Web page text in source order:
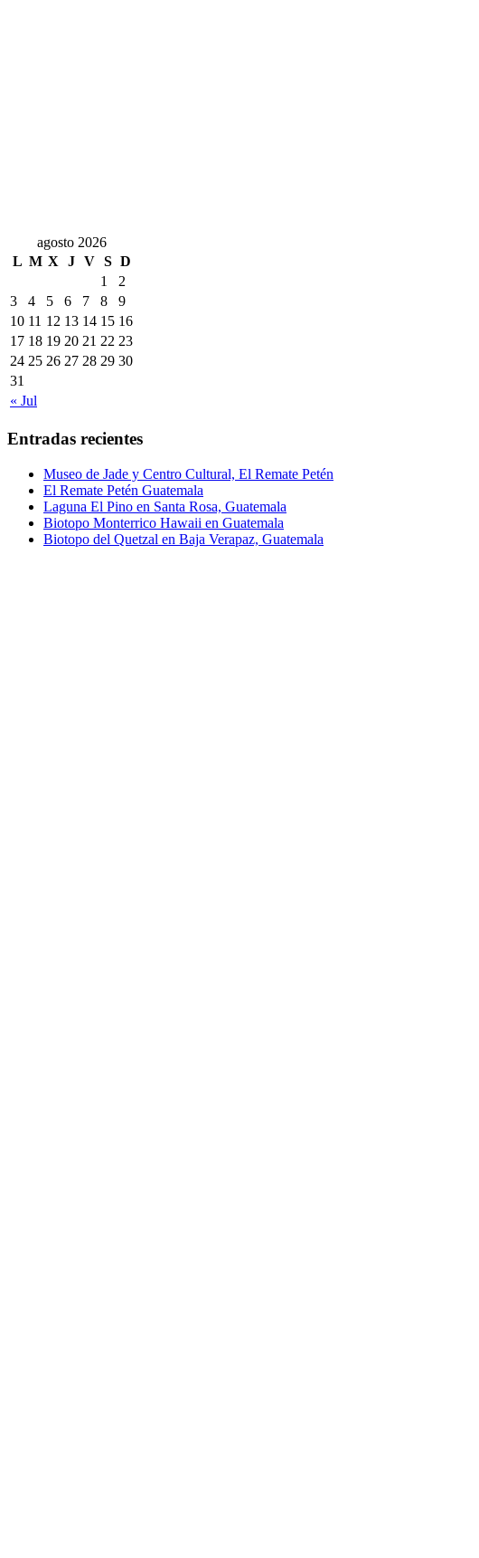
agosto 2026
L M X J V S D
« Jul
1
2
3
4 5 6 7 8
9
10 11 12 13 14 15 16
17 18 19 20 21 22 23
24 25 26 27 28 29 30
31
Entradas recientes
Museo de Jade y Centro Cultural, El Remate Petén
El Remate Petén Guatemala
Laguna El Pino en Santa Rosa, Guatemala
Biotopo Monterrico Hawaii en Guatemala
Biotopo del Quetzal en Baja Verapaz, Guatemala